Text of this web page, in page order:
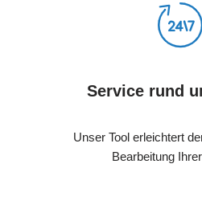
Service rund
Unser Tool erleichtert
Bearbeitung